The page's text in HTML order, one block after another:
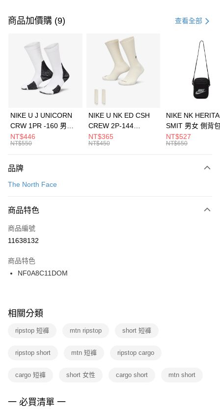
信用卡一次付款
3 期 0 利率 每期 21家銀行
合作金庫商業銀行
第一商業銀行
華南商業銀行
彰化商業銀行
上海商業儲蓄銀行
元大商業銀行
台灣樂天信用卡公司
Apple Pay
全盈+PAY
AFTEE先享後付
【關於「AFTEE先享後付」】
便利好安心！
３．安心：先確認商品／服務後，再付款。
【「AFTEE先享後付」結帳流程】
１．於結帳方式選擇「AFTEE先享後付」後，將跳轉至「AFTEE先享後付」
２．訂單成立數日內，您將收到繳費通知簡訊。
３．收到繳費通知簡訊後14天內，點擊此簡訊中的連結，可透過四大超商／
ATM／網路銀行／等多元方式進行付款，方視為交易完成。
※ 交易是否成功請以「AFTEE先享後付 」之結帳頁面顯示為準，若有關於
是否繳費成功／繳費後需取消欲退款等相關疑問，請聯繫「AFTEE先享後付
客戶支援中心」
https://netprotections.freshdesk.com/support/home
１．透過由恩沛科技股份有限公司提供之「AFTEE先享後付」服務完成之交
權轉讓予恩沛科技股份有限公司。
３．未成年的使用者請事先徵得法定代理人或監護人之同意方可使用
「AFTEE先享後付」，若未經同意申辦者引起之損失，本公司不負相關責
運送方式
每筆NT$100，滿NT$1,500(含以上)免運費
宅配
每筆NT$100，滿NT$1,500(含以上)免運費
付款後門市自取
每筆NT$100，滿NT$1,500(含以上)免運費
商品加價購 (9) 查看全部
NIKE U J UNICORN
CRW 1PR -160 男女
中統襪 FZ3393100
NT$446
NT$550
NIKE U NK ED CSH
CREW 2P-144
EMBRDY 男女 短統襪
FZ3073133
NT$365
NT$450
NIKE NK
SMIT 男女 側背
BA5871010
NT$527
NT$650
品牌
The North Face
商品特色
商品編號
11638132
商品特色
NF0A8C11DOM
相關分類
ripstop 短褲 mtn ripstop short 短褲
ripstop short mtn 短褲 ripstop cargo
cargo 短褲 short 女性 cargo short mtn short
一 必買清單 一